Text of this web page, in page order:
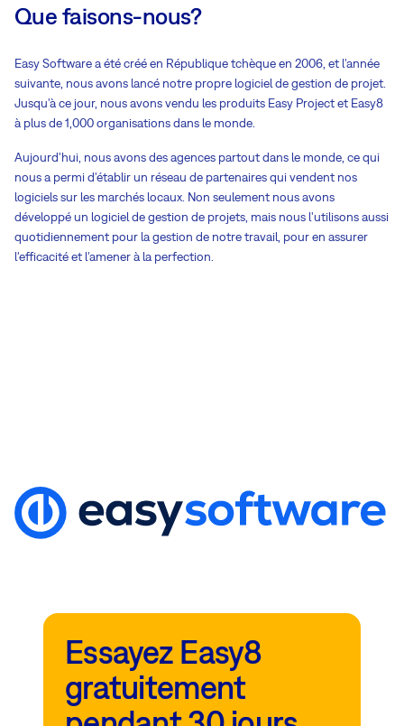
Que faisons-nous?
Easy Software a été créé en République tchèque en 2006, et l'année
suivante, nous avons lancé notre propre logiciel de gestion de projet.
Jusqu'à ce jour, nous avons vendu les produits Easy Project et Easy8
à plus de 1,000 organisations dans le monde.
Aujourd'hui, nous avons des agences partout dans le monde, ce qui
nous a permi d'établir un réseau de partenaires qui vendent nos
logiciels sur les marchés locaux. Non seulement nous avons
développé un logiciel de gestion de projets, mais nous l'utilisons aussi
quotidiennement pour la gestion de notre travail, pour en assurer
l'efficacité et l'amener à la perfection.
Essayez Easy8
gratuitement